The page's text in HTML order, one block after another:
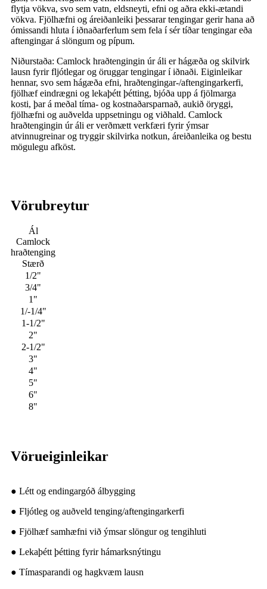
flytja vökva, svo sem vatn, eldsneyti, efni og aðra ekki-ætandi
vökva. Fjölhæfni og áreiðanleiki þessarar tengingar gerir hana að
ómissandi hluta í iðnaðarferlum sem fela í sér tíðar tengingar eða
aftengingar á slöngum og pípum.
Niðurstaða: Camlock hraðtengingin úr áli er hágæða og skilvirk
lausn fyrir fljótlegar og öruggar tengingar í iðnaði. Eiginleikar
hennar, svo sem hágæða efni, hraðtengingar-/aftengingarkerfi,
fjölhæf eindrægni og lekaþétt þétting, bjóða upp á fjölmarga
kosti, þar á meðal tíma- og kostnaðarsparnað, aukið öryggi,
fjölhæfni og auðvelda uppsetningu og viðhald. Camlock
hraðtengingin úr áli er verðmætt verkfæri fyrir ýmsar
atvinnugreinar og tryggir skilvirka notkun, áreiðanleika og bestu
mögulegu afköst.
Vörubreytur
Ál
Camlock
hraðtenging
Stærð
1/2"
3/4"
1"
1/-1/4"
1-1/2"
2"
2-1/2"
3"
4"
5"
6"
8"
Vörueiginleikar
● Létt og endingargóð álbygging
● Fljótleg og auðveld tenging/aftengingarkerfi
● Fjölhæf samhæfni við ýmsar slöngur og tengihluti
● Lekaþétt þétting fyrir hámarksnýtingu
● Tímasparandi og hagkvæm lausn